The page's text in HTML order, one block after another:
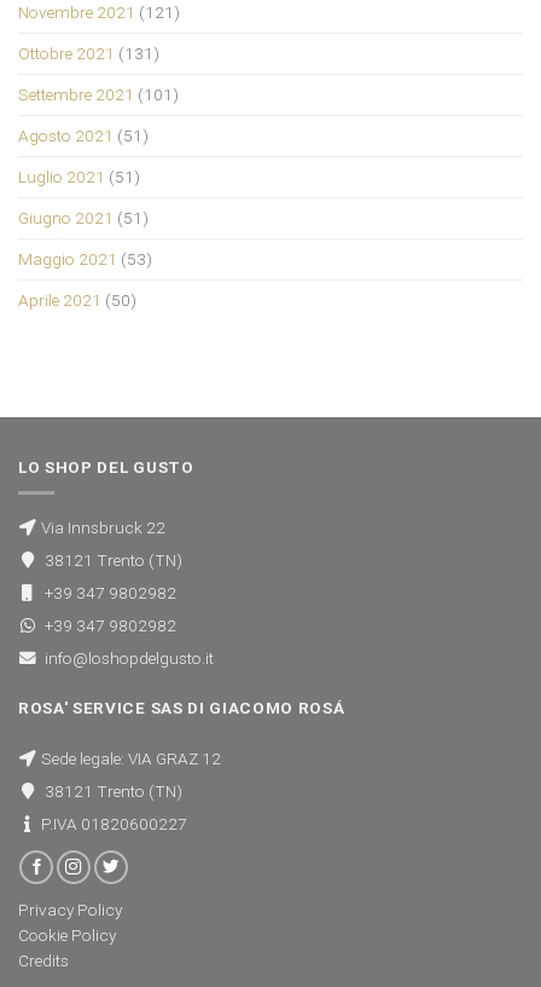
Novembre 2021 (121)
Ottobre 2021 (131)
Settembre 2021 (101)
Agosto 2021 (51)
Luglio 2021 (51)
Giugno 2021 (51)
Maggio 2021 (53)
Aprile 2021 (50)
LO SHOP DEL GUSTO
Via Innsbruck 22
38121 Trento (TN)
+39 347 9802982
+39 347 9802982
info@loshopdelgusto.it
ROSA' SERVICE SAS DI GIACOMO ROSÁ
Sede legale: VIA GRAZ 12
38121 Trento (TN)
P.IVA 01820600227
Privacy Policy
Cookie Policy
Credits